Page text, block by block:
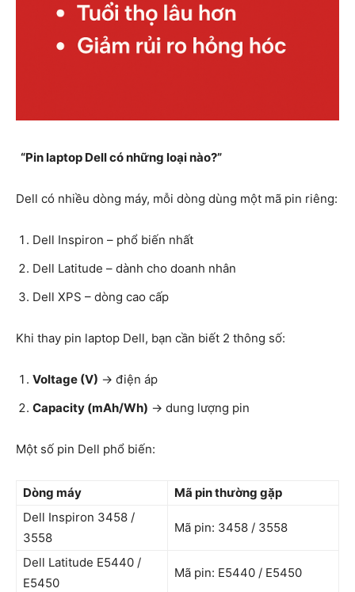
“Pin laptop Dell có những loại nào?”
Dell có nhiều dòng máy, mỗi dòng dùng một mã pin riêng:
Dell Inspiron – phổ biến nhất
Dell Latitude – dành cho doanh nhân
Dell XPS – dòng cao cấp
Khi thay pin laptop Dell, bạn cần biết 2 thông số:
Voltage (V) → điện áp
Capacity (mAh/Wh) → dung lượng pin
Một số pin Dell phổ biến:
Dòng máy
Mã pin thường gặp
Dell Inspiron 3458 /
3558
Mã pin: 3458 / 3558
Dell Latitude E5440 /
E5450
Mã pin: E5440 / E5450